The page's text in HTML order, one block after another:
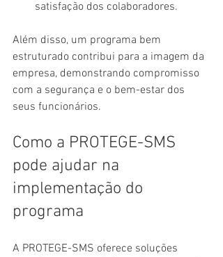
satisfação dos colaboradores.
Além disso, um programa bem
estruturado contribui para a imagem da
empresa, demonstrando compromisso
com a segurança e o bem-estar dos
seus funcionários.
Como a PROTEGE-SMS
pode ajudar na
implementação do
programa
A PROTEGE-SMS oferece soluções